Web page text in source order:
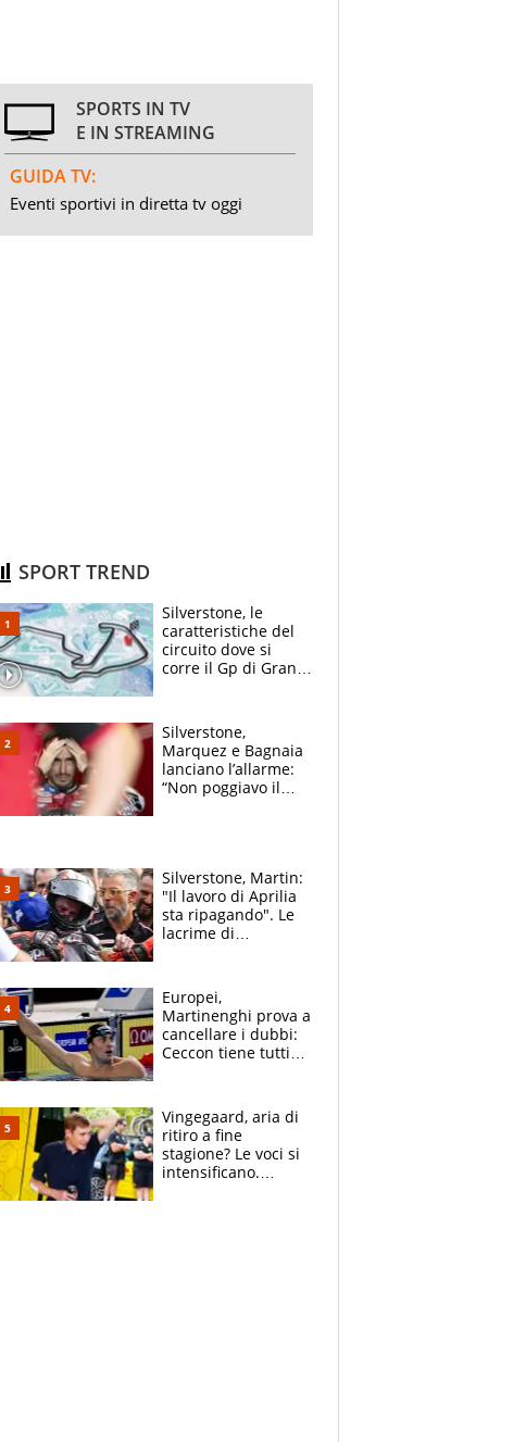
SPORTS IN TV
E IN STREAMING
GUIDA TV:
Eventi sportivi in diretta tv oggi
SPORT TREND
Silverstone, le
caratteristiche del
circuito dove si
corre il Gp di Gran
Silverstone,
Marquez e Bagnaia
lanciano l’allarme:
“Non poggiavo il
Silverstone, Martin:
"Il lavoro di Aprilia
sta ripagando". Le
lacrime di
la gara domani"
Europei,
Martinenghi prova a
cancellare i dubbi:
Ceccon tiene tutti
Curtis
Vingegaard, aria di
ritiro a fine
stagione? Le voci si
intensificano.